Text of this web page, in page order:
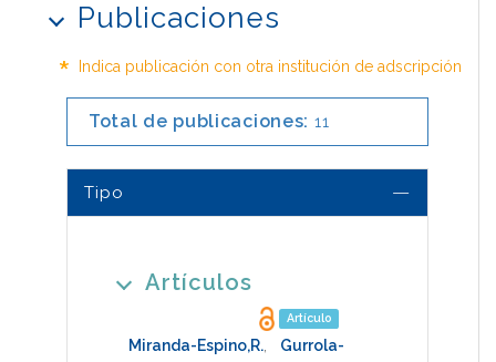
Publicaciones
* Indica publicación con otra institución de adscripción
Total de publicaciones: 11
Tipo
Artículos
Artículo
Miranda-Espino,R.
Gurrola-